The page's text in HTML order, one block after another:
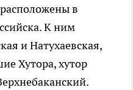
в
К ним
и Натухаевская,
Хутора, хутор